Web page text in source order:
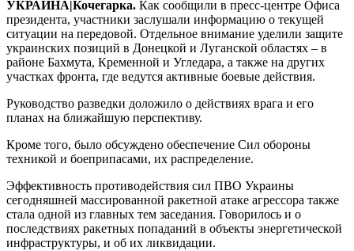
УКРАИНА|Кочегарка. Как сообщили в пресс-центре Офиса
президента, участники заслушали информацию о текущей
ситуации на передовой. Отдельное внимание уделили защите
украинских позиций в Донецкой и Луганской областях – в
районе Бахмута, Кременной и Угледара, а также на других
участках фронта, где ведутся активные боевые действия.
Руководство разведки доложило о действиях врага и его
планах на ближайшую перспективу.
Кроме того, было обсуждено обеспечение Сил обороны
техникой и боеприпасами, их распределение.
Эффективность противодействия сил ПВО Украины
сегодняшней массированной ракетной атаке агрессора также
стала одной из главных тем заседания. Говорилось и о
последствиях ракетных попаданий в объекты энергетической
инфраструктуры, и об их ликвидации.